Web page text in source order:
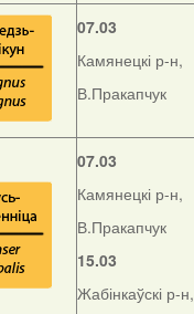
07.03
Камянецкі р-н,
В.Пракапчук
07.03
Камянецкі р-н,
В.Пракапчук
15.03
Жабінкаўскі р-н,